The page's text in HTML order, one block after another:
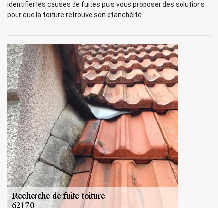
identifier les causes de fuites puis vous proposer des solutions
pour que la toiture retrouve son étanchéité.